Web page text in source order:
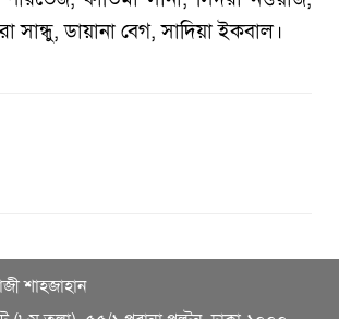
সান্ধু, ডায়ানা বেগ, সাদিয়া ইকবাল।
শাহজাহান